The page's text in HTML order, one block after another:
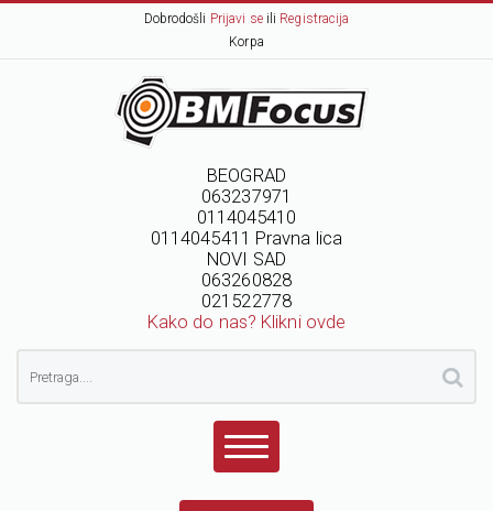
Dobrodošli Prijavi seili Registracija
Korpa
BEOGRAD
063237971
0114045410
0114045411 Pravna lica
NOVI SAD
063260828
021522778
Kako do nas? Klikni ovde